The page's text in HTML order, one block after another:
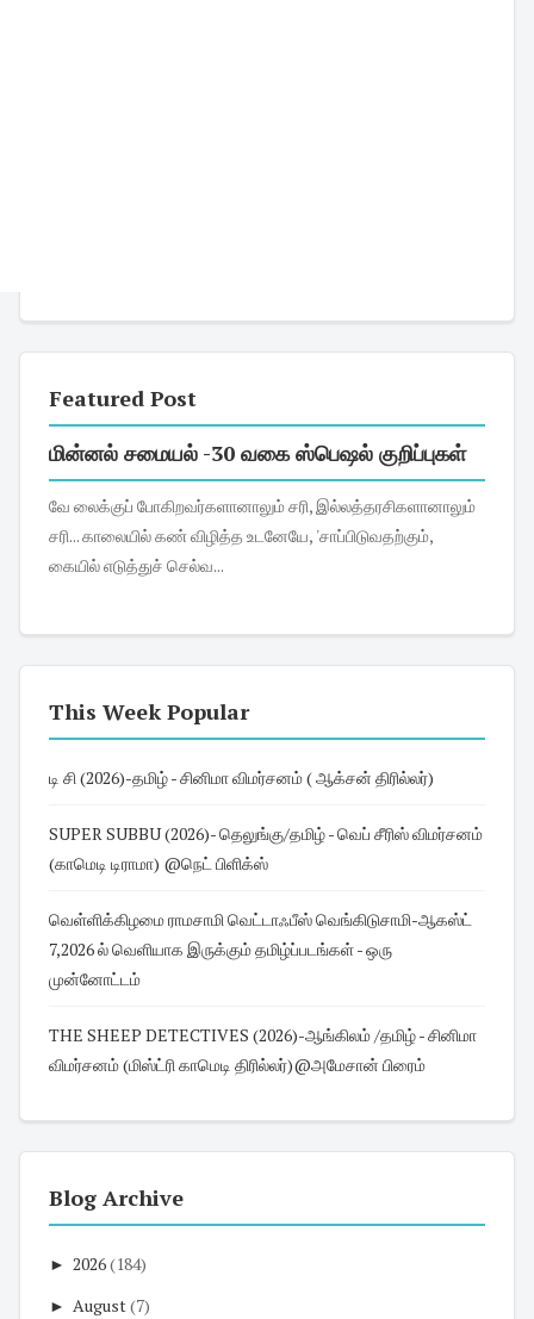
Featured Post
மின்னல் சமையல் -30 வகை ஸ்பெஷல் குறிப்புகள்
வே லைக்குப் போகிறவர்களானாலும் சரி, இல்லத்தரசிகளானாலும்
சரி... காலையில் கண் விழித்த உடனேயே, 'சாப்பிடுவதற்கும்,
கையில் எடுத்துச் செல்வ...
This Week Popular
டி சி (2026)-தமிழ் - சினிமா விமர்சனம் ( ஆக்சன் திரில்லர்)
SUPER SUBBU (2026)- தெலுங்கு/தமிழ் - வெப் சீரிஸ் விமர்சனம்
(காமெடி டிராமா) @நெட் பிளிக்ஸ்
வெள்ளிக்கிழமை ராமசாமி வெட்டாஃபீஸ் வெங்கிடுசாமி-ஆகஸ்ட்
7,2026 ல் வெளியாக இருக்கும் தமிழ்ப்படங்கள் - ஒரு
முன்னோட்டம்
THE SHEEP DETECTIVES (2026)-ஆங்கிலம் /தமிழ் - சினிமா
விமர்சனம் (மிஸ்ட்ரி காமெடி திரில்லர்)@அமேசான் பிரைம்
Blog Archive
► 2026(184)
► August(7)